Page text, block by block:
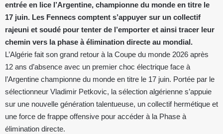
entrée en lice l’Argentine, championne du monde en titre le
17 juin. Les Fennecs comptent s’appuyer sur un collectif
rajeuni et soudé pour tenter de l’emporter et ainsi tracer leur
chemin vers la phase à élimination directe au mondial.
L’Algérie fait son grand retour à la Coupe du monde 2026 après
12 ans d’absence avec un premier choc électrique face à
l’Argentine championne du monde en titre le 17 juin. Portée par le
sélectionneur Vladimir Petkovic, la sélection algérienne s’appuie
sur une nouvelle génération talentueuse, un collectif hermétique et
une force de frappe offensive pour accéder à la Phase à
élimination directe.